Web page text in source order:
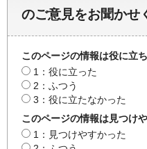
のご意見をお聞かせ
このページの情報は役に立
1：役に立った
2：ふつう
3：役に立たなかった
このページの情報は見つけ
1：見つけやすかった